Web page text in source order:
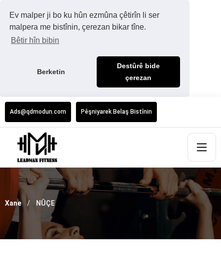
Ev malper ji bo ku hûn ezmûna çêtirîn li ser
malpera me bistînin, çerezan bikar tîne.
Bêtir hîn bibin
Berketin
Destûrê bide
çerezan
Ads@qdmodun.com Pêşniyarek Belaş Bistînin
Xane NÛÇE